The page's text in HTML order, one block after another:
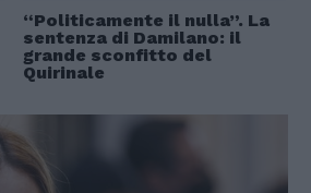
“Politicamente il nulla”. La
sentenza di Damilano: il
grande sconfitto del
Quirinale